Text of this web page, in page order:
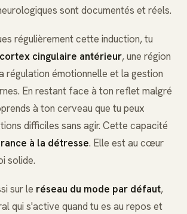
sont documentés et réels.
régulièrement cette induction, tu
cortex cingulaire antérieur, une région
régulation émotionnelle et la gestion
En restant face à ton reflet malgré
à ton cerveau que tu peux
difficiles sans agir. Cette capacité
à la détresse. Elle est au cœur
solide.
sur le réseau du mode par défaut,
qui s'active quand tu es au repos et